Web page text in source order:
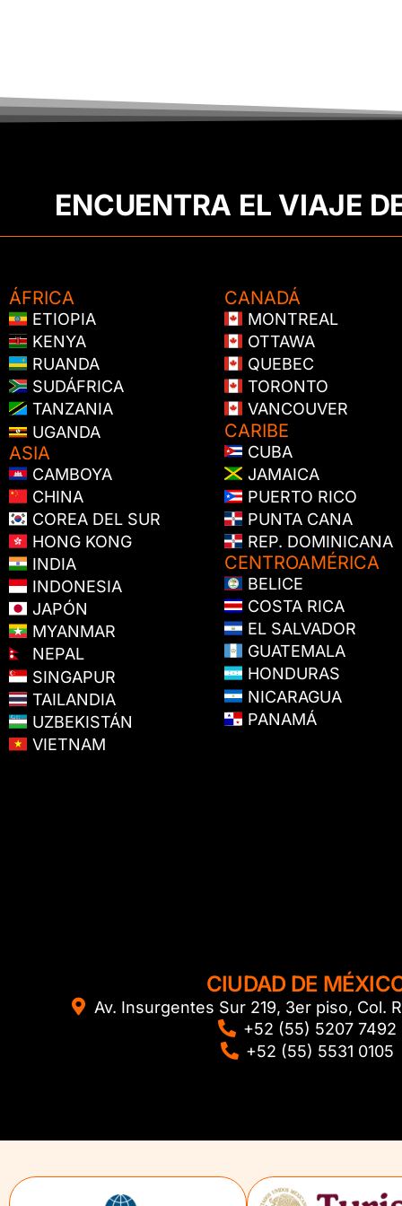
ENCUENTRA EL VIAJE
ÁFRICA
ETIOPIA
KENYA
RUANDA
SUDÁFRICA
TANZANIA
UGANDA
ASIA
CAMBOYA
CHINA
COREA DEL SUR
HONG KONG
INDIA
INDONESIA
JAPÓN
MYANMAR
NEPAL
SINGAPUR
TAILANDIA
UZBEKISTÁN
VIETNAM
CANADÁ
MONTREAL
OTTAWA
QUEBEC
TORONTO
VANCOUVER
CARIBE
CUBA
JAMAICA
PUERTO RICO
PUNTA CANA
REP. DOMINICANA
CENTROAMÉRICA
BELICE
COSTA RICA
EL SALVADOR
GUATEMALA
HONDURAS
NICARAGUA
PANAMÁ
CIUDAD DE
Av. Insurgentes Sur 219, 3er piso, Col.
+52 (55) 5207 7492
+52 (55) 5531 0105